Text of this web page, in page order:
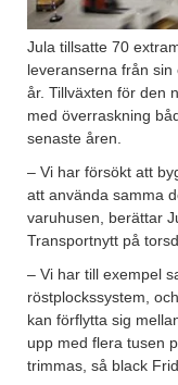
Jula tillsatte 70
leveranserna från
år. Tillväxten för den
med överraskning
senaste åren.
– Vi har försökt att
att använda samma
varuhusen, berättar
Transportnytt på
– Vi har till exempel
röstplockssystem,
kan förflytta sig
upp med flera tusen
trimmas, så black